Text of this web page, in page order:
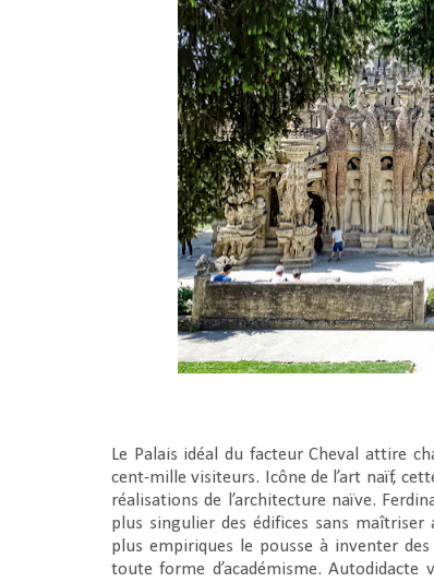
Le Palais idéal du facteur Cheval attire
cent-mille visiteurs. Icône de l’art naïf,
réalisations de l’architecture naïve.
plus singulier des édifices sans maîtriser
plus empiriques le pousse à inventer
toute forme d’académisme.